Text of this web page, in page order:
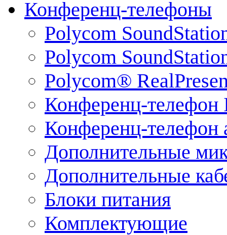
Конференц-телефоны
Polycom
Polycom
Polycom®
Конференц-телефон
Конференц-телефон
Дополнительные
Дополнительные
Блоки питания
Комплектующие